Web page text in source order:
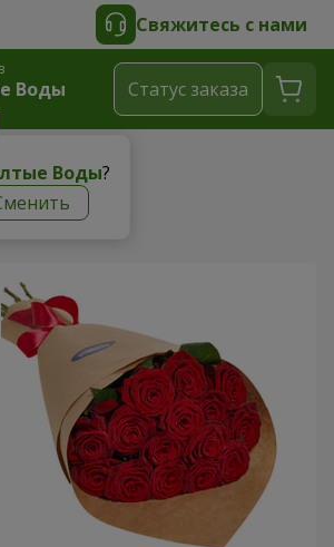
Свяжитесь с нами
Воды
Воды?
Cтатус заказа